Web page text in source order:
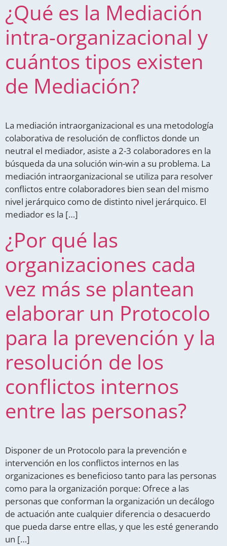
¿Qué es la Mediación
intra-organizacional y
cuántos tipos existen
de Mediación?
La mediación intraorganizacional es una metodología
colaborativa de resolución de conflictos donde un
neutral el mediador, asiste a 2-3 colaboradores en la
búsqueda da una solución win-win a su problema. La
mediación intraorganizacional se utiliza para resolver
conflictos entre colaboradores bien sean del mismo
nivel jerárquico como de distinto nivel jerárquico. El
mediador es la […]
¿Por qué las
organizaciones cada
vez más se plantean
elaborar un Protocolo
para la prevención y la
resolución de los
conflictos internos
entre las personas?
Disponer de un Protocolo para la prevención e
intervención en los conflictos internos en las
organizaciones es beneficioso tanto para las personas
como para la organización porque: Ofrece a las
personas que conforman la organización un decálogo
de actuación ante cualquier diferencia o desacuerdo
que pueda darse entre ellas, y que les esté generando
un […]